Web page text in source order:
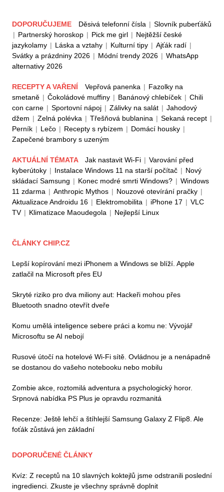
DOPORUČUJEME Děsivá telefonní čísla | Slovník puberťáků
| Partnerský horoskop | Pick me girl | Nejtěžší české
jazykolamy | Láska a vztahy | Kulturní tipy | Ajťák radí |
Svátky a prázdniny 2026 | Módní trendy 2026 | WhatsApp
alternativy 2026
RECEPTY A VAŘENÍ Vepřová panenka | Fazolky na
smetaně | Čokoládové muffiny | Banánový chlebíček | Chili
con carne | Sportovní nápoj | Zálivky na salát | Jahodový
džem | Zelná polévka | Třešňová bublanina | Sekaná recept |
Perník | Lečo | Recepty s rybízem | Domácí housky |
Zapečené brambory s uzeným
AKTUÁLNÍ TÉMATA Jak nastavit Wi-Fi | Varování před
kyberútoky | Instalace Windows 11 na starší počítač | Nový
skládací Samsung | Konec modré smrti Windows? | Windows
11 zdarma | Anthropic Mythos | Nouzové otevírání pračky |
Aktualizace Androidu 16 | Elektromobilita | iPhone 17 | VLC
TV | Klimatizace Maoudegola | Nejlepší Linux
ČLÁNKY CHIP.CZ
Lepší kopírování mezi iPhonem a Windows se blíží. Apple
zatlačil na Microsoft přes EU
Skryté riziko pro dva miliony aut: Hackeři mohou přes
Bluetooth snadno otevřít dveře
Komu umělá inteligence sebere práci a komu ne: Vývojář
Microsoftu se AI nebojí
Rusové útočí na hotelové Wi-Fi sítě. Ovládnou je a nenápadně
se dostanou do vašeho notebooku nebo mobilu
Zombie akce, roztomilá adventura a psychologický horor.
Srpnová nabídka PS Plus je opravdu rozmanitá
Recenze: Ještě lehčí a štíhlejší Samsung Galaxy Z Flip8. Ale
foťák zůstává jen základní
DOPORUČENÉ ČLÁNKY
Kvíz: Z receptů na 10 slavných koktejlů jsme odstranili poslední
ingredienci. Zkuste je všechny správně doplnit